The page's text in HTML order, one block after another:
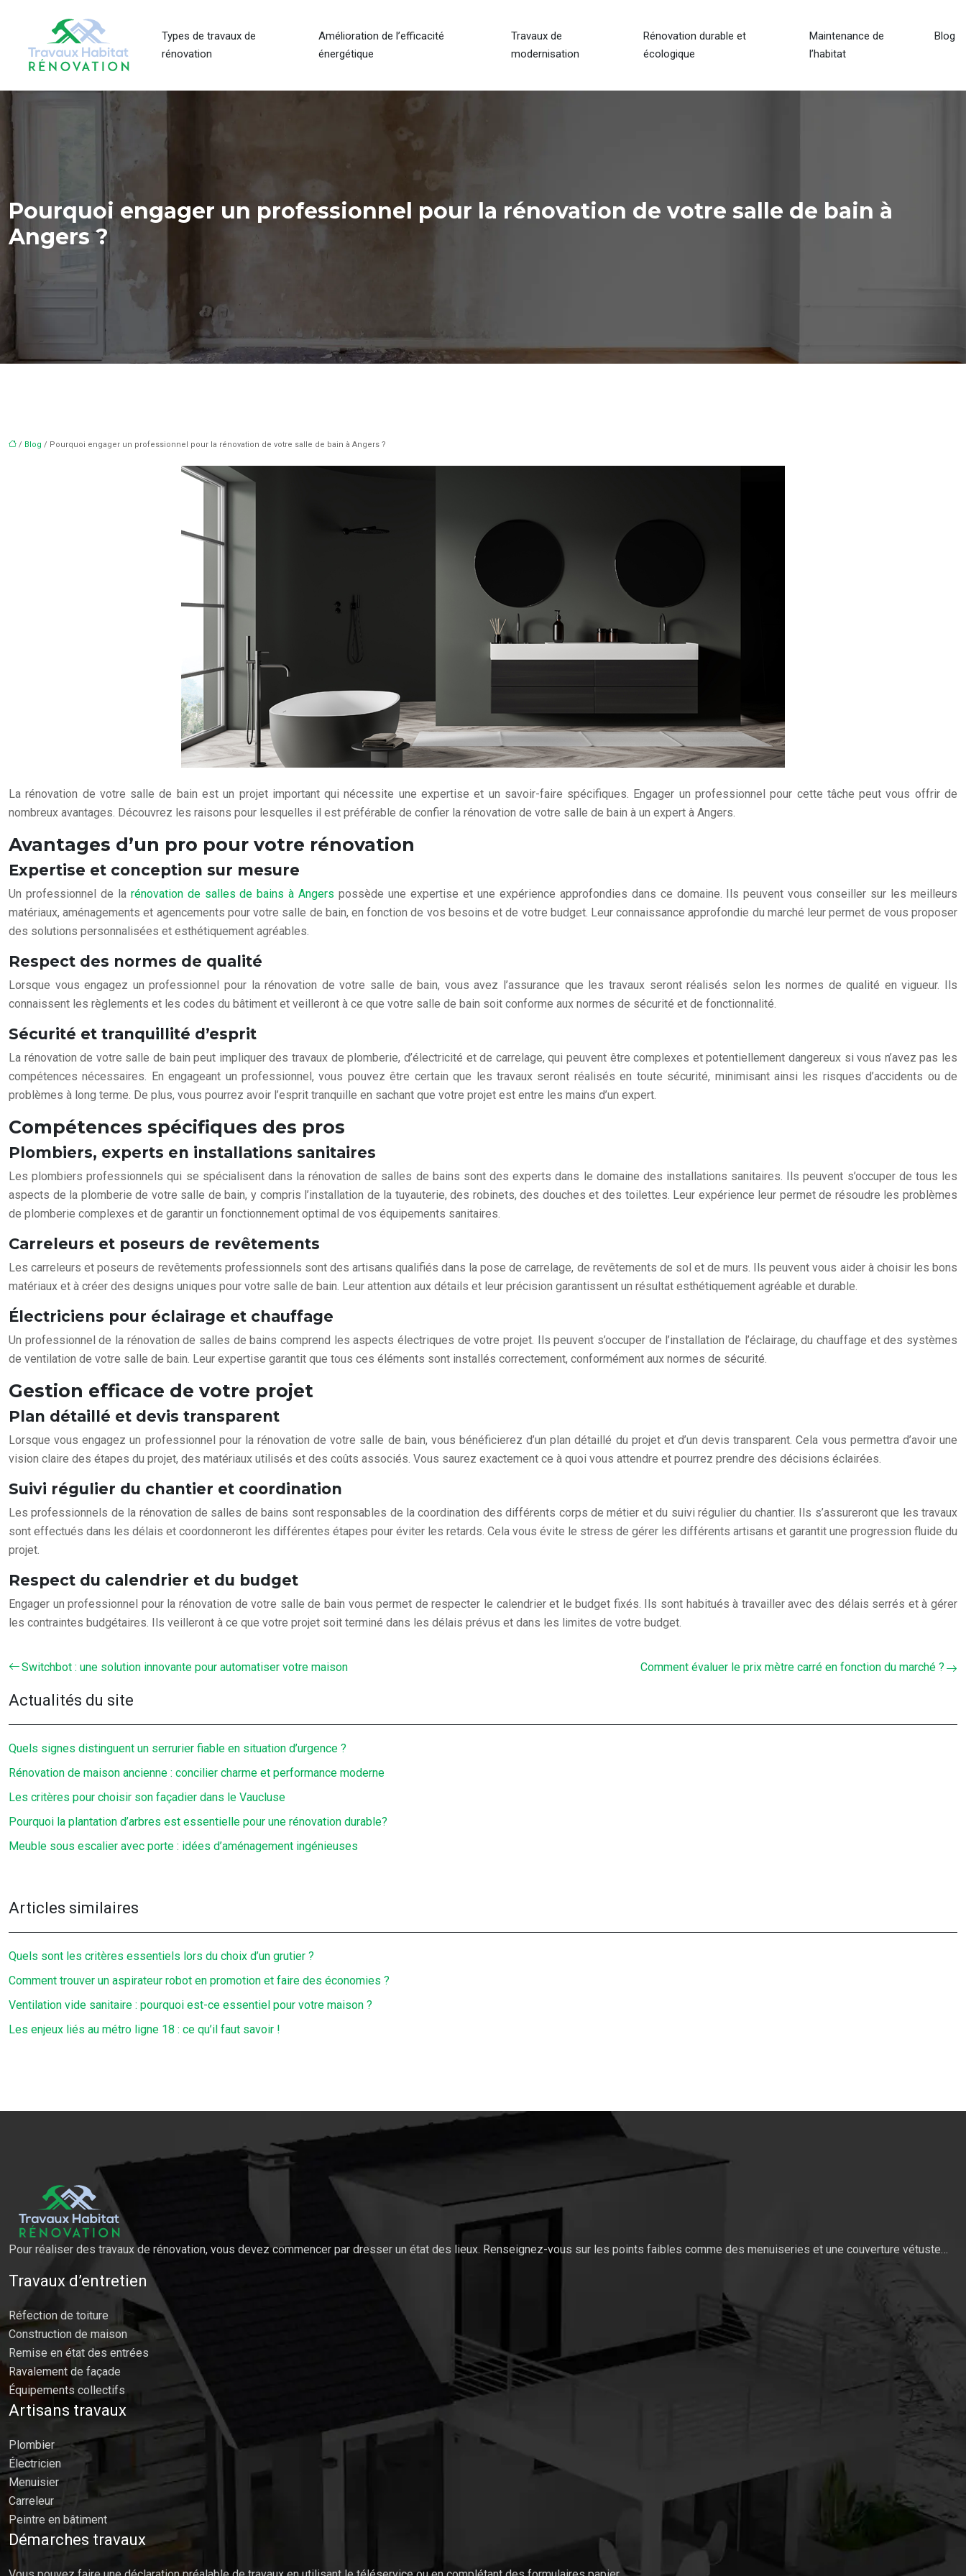
Types de travaux de
rénovation
Amélioration de l’efficacité
énergétique
Travaux de
modernisation
Rénovation durable et
écologique
Maintenance de
l’habitat
Blog
Pourquoi engager un professionnel pour la rénovation de votre salle de bain à
Angers ?
/ Blog / Pourquoi engager un professionnel pour la rénovation de votre salle de bain à Angers ?
La rénovation de votre salle de bain est un projet important qui nécessite une expertise et un savoir-faire spécifiques. Engager un professionnel pour cette tâche peut vous offrir de
nombreux avantages. Découvrez les raisons pour lesquelles il est préférable de confier la rénovation de votre salle de bain à un expert à Angers.
Avantages d’un pro pour votre rénovation
Expertise et conception sur mesure
Un professionnel de la rénovation de salles de bains à Angers possède une expertise et une expérience approfondies dans ce domaine. Ils peuvent vous conseiller sur les meilleurs
matériaux, aménagements et agencements pour votre salle de bain, en fonction de vos besoins et de votre budget. Leur connaissance approfondie du marché leur permet de vous proposer
des solutions personnalisées et esthétiquement agréables.
Respect des normes de qualité
Lorsque vous engagez un professionnel pour la rénovation de votre salle de bain, vous avez l’assurance que les travaux seront réalisés selon les normes de qualité en vigueur. Ils
connaissent les règlements et les codes du bâtiment et veilleront à ce que votre salle de bain soit conforme aux normes de sécurité et de fonctionnalité.
Sécurité et tranquillité d’esprit
La rénovation de votre salle de bain peut impliquer des travaux de plomberie, d’électricité et de carrelage, qui peuvent être complexes et potentiellement dangereux si vous n’avez pas les
compétences nécessaires. En engageant un professionnel, vous pouvez être certain que les travaux seront réalisés en toute sécurité, minimisant ainsi les risques d’accidents ou de
problèmes à long terme. De plus, vous pourrez avoir l’esprit tranquille en sachant que votre projet est entre les mains d’un expert.
Compétences spécifiques des pros
Plombiers, experts en installations sanitaires
Les plombiers professionnels qui se spécialisent dans la rénovation de salles de bains sont des experts dans le domaine des installations sanitaires. Ils peuvent s’occuper de tous les
aspects de la plomberie de votre salle de bain, y compris l’installation de la tuyauterie, des robinets, des douches et des toilettes. Leur expérience leur permet de résoudre les problèmes
de plomberie complexes et de garantir un fonctionnement optimal de vos équipements sanitaires.
Carreleurs et poseurs de revêtements
Les carreleurs et poseurs de revêtements professionnels sont des artisans qualifiés dans la pose de carrelage, de revêtements de sol et de murs. Ils peuvent vous aider à choisir les bons
matériaux et à créer des designs uniques pour votre salle de bain. Leur attention aux détails et leur précision garantissent un résultat esthétiquement agréable et durable.
Électriciens pour éclairage et chauffage
Un professionnel de la rénovation de salles de bains comprend les aspects électriques de votre projet. Ils peuvent s’occuper de l’installation de l’éclairage, du chauffage et des systèmes
de ventilation de votre salle de bain. Leur expertise garantit que tous ces éléments sont installés correctement, conformément aux normes de sécurité.
Gestion efficace de votre projet
Plan détaillé et devis transparent
Lorsque vous engagez un professionnel pour la rénovation de votre salle de bain, vous bénéficierez d’un plan détaillé du projet et d’un devis transparent. Cela vous permettra d’avoir une
vision claire des étapes du projet, des matériaux utilisés et des coûts associés. Vous saurez exactement ce à quoi vous attendre et pourrez prendre des décisions éclairées.
Suivi régulier du chantier et coordination
Les professionnels de la rénovation de salles de bains sont responsables de la coordination des différents corps de métier et du suivi régulier du chantier. Ils s’assureront que les travaux
sont effectués dans les délais et coordonneront les différentes étapes pour éviter les retards. Cela vous évite le stress de gérer les différents artisans et garantit une progression fluide du
projet.
Respect du calendrier et du budget
Engager un professionnel pour la rénovation de votre salle de bain vous permet de respecter le calendrier et le budget fixés. Ils sont habitués à travailler avec des délais serrés et à gérer
les contraintes budgétaires. Ils veilleront à ce que votre projet soit terminé dans les délais prévus et dans les limites de votre budget.
Switchbot : une solution innovante pour automatiser votre maison Comment évaluer le prix mètre carré en fonction du marché ?
Actualités du site
Quels signes distinguent un serrurier fiable en situation d’urgence ?
Rénovation de maison ancienne : concilier charme et performance moderne
Les critères pour choisir son façadier dans le Vaucluse
Pourquoi la plantation d’arbres est essentielle pour une rénovation durable?
Meuble sous escalier avec porte : idées d’aménagement ingénieuses
Articles similaires
Quels sont les critères essentiels lors du choix d’un grutier ?
Comment trouver un aspirateur robot en promotion et faire des économies ?
Ventilation vide sanitaire : pourquoi est-ce essentiel pour votre maison ?
Les enjeux liés au métro ligne 18 : ce qu’il faut savoir !
Pour réaliser des travaux de rénovation, vous devez commencer par dresser un état des lieux. Renseignez-vous sur les points faibles comme des menuiseries et une couverture vétuste…
Travaux d’entretien
Réfection de toiture
Construction de maison
Remise en état des entrées
Ravalement de façade
Équipements collectifs
Artisans travaux
Plombier
Électricien
Menuisier
Carreleur
Peintre en bâtiment
Démarches travaux